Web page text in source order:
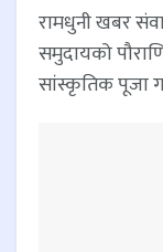
रामधुनी खबर
समुदायको
सांस्कृतिक पूजा